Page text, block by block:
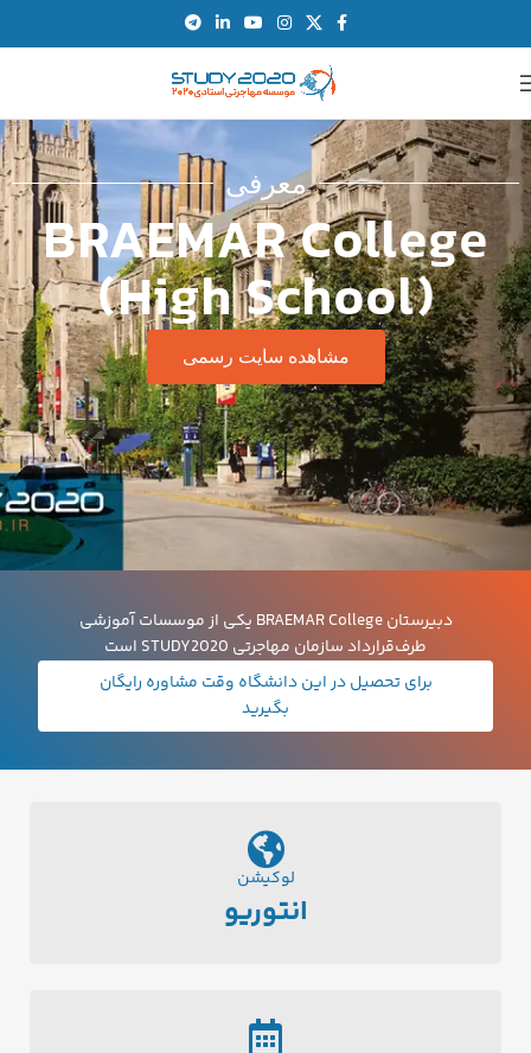
معرفی
BRAEMAR College
(High School)
مشاهده سایت رسمی
دبیرستان BRAEMAR College یکی از موسسات آموزشی
طرف‌قرارداد سازمان مهاجرتی STUDY2020 است
برای تحصیل در این دانشگاه وقت مشاوره رایگان
بگیرید
لوکیشن
انتوریو